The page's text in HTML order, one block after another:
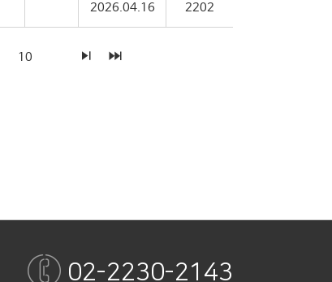
2026.04.16 2202
10
02-2230-2143